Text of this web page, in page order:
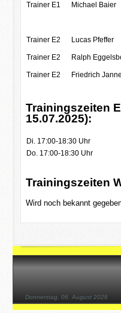
Donnerstag, 06. August 2026
Trainer E1 Michael Baier
Trainer E2 Lucas Pfeffer
Trainer E2 Ralph
Trainer E2 Friedrich
Trainingszeiten
15.07.2025):
Di. 17:00-18:30 Uhr
Do. 17:00-18:30 Uhr
Trainingszeiten
Wird noch bekannt